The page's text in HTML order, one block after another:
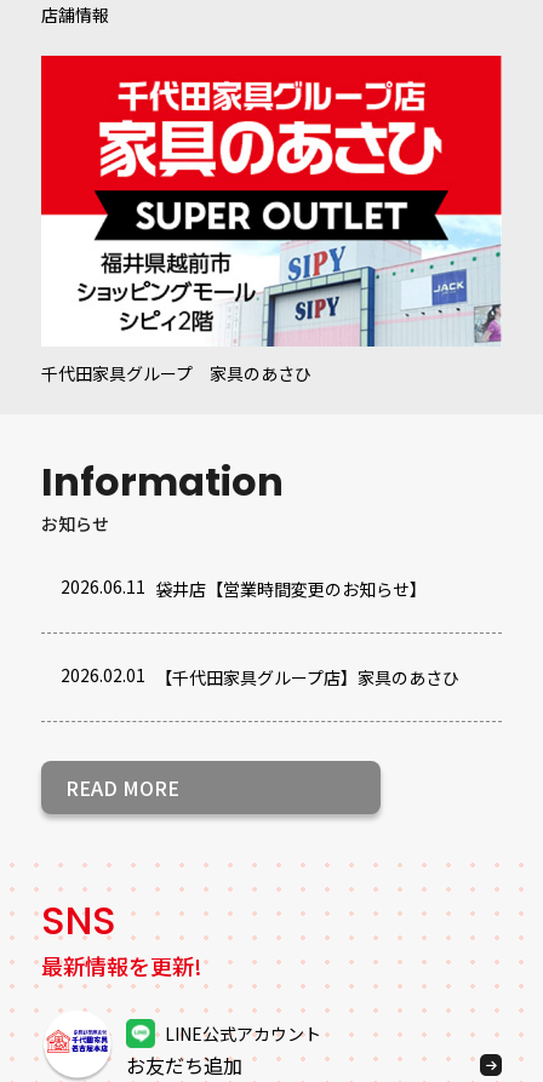
店舗情報
千代田家具グループ 家具のあさひ
Information
お知らせ
2026.06.11 袋井店【営業時間変更のお知らせ】
2026.02.01 【千代田家具グループ店】家具のあさひ
READ MORE
SNS
最新情報を更新!
LINE公式アカウント
お友だち追加